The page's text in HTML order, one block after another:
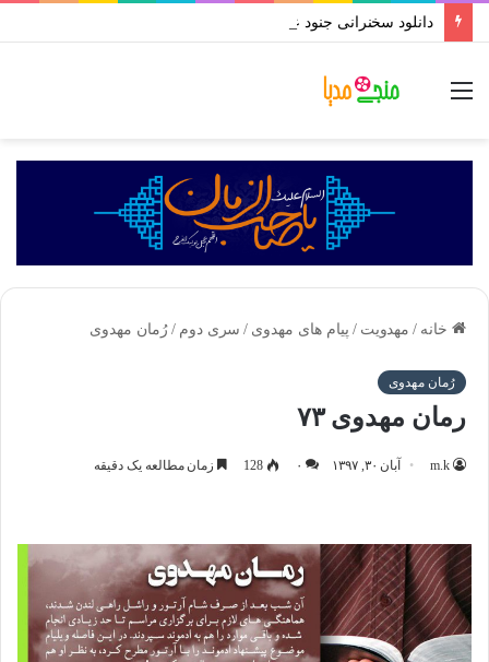
خانه / مهدویت / پیام های مهدوی / سری دوم / رُمان مهدوی
رُمان مهدوی
رمان مهدوی ۷۳
m.k آبان ۳۰, ۱۳۹۷ ۰ 129 زمان مطالعه یک دقیقه